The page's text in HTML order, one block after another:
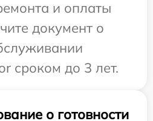
и оплаты
документ о
сроком до 3 лет.
о готовности